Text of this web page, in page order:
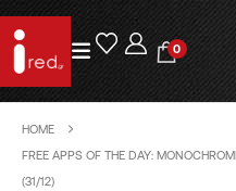
0
HOME
FREE APPS OF THE DAY:
(31/12)